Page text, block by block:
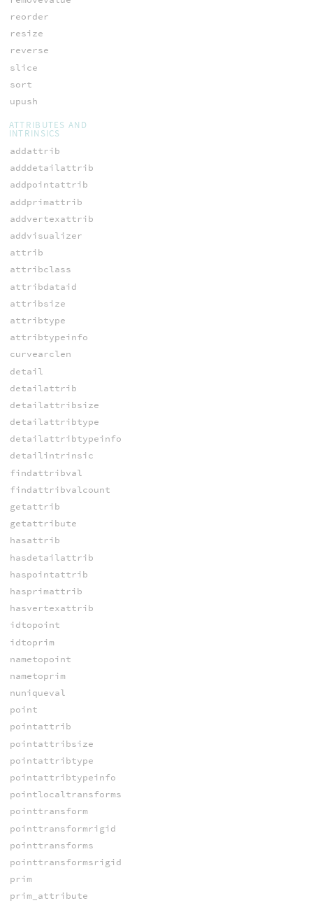
reorder
resize
reverse
slice
sort
upush
ATTRIBUTES AND
INTRINSICS
addattrib
adddetailattrib
addpointattrib
addprimattrib
addvertexattrib
addvisualizer
attrib
attribclass
attribdataid
attribsize
attribtype
attribtypeinfo
curvearclen
detail
detailattrib
detailattribsize
detailattribtype
detailattribtypeinfo
detailintrinsic
findattribval
findattribvalcount
getattrib
getattribute
hasattrib
hasdetailattrib
haspointattrib
hasprimattrib
hasvertexattrib
idtopoint
idtoprim
nametopoint
nametoprim
nuniqueval
point
pointattrib
pointattribsize
pointattribtype
pointattribtypeinfo
pointlocaltransforms
pointtransform
pointtransformrigid
pointtransforms
pointtransformsrigid
prim
prim_attribute